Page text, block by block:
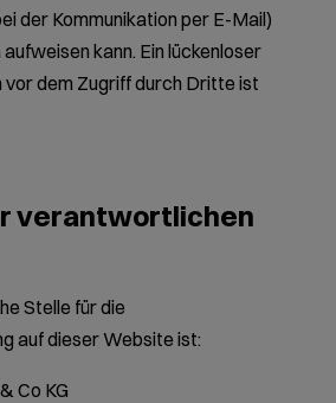
der Kommunikation per E-Mail)
kann. Ein lückenloser
dem Zugriff durch Dritte ist
verantwortlichen
Stelle für die
auf dieser Website ist:
Co KG